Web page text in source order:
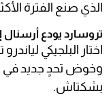
الذي صنع الفترة
تروسارد يودع
اختار البلجيكي
وخوض تحدٍ جديد في
بشكتاش.